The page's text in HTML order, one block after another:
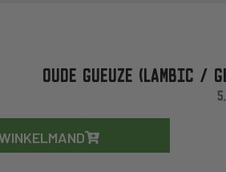
OUDE GUEUZE (LAMBIC /